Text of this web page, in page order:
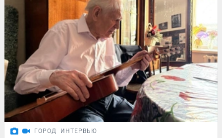
ГОРОД ИНТЕРВЬЮ